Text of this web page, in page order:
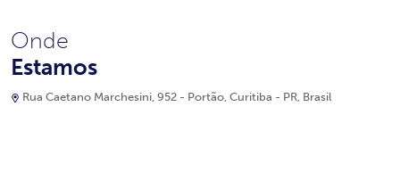
Onde
Estamos
Rua Caetano Marchesini, 952 - Portão, Curitiba - PR, Brasil